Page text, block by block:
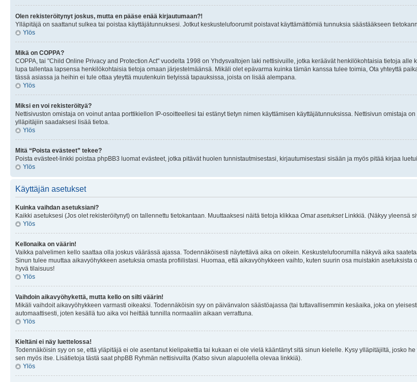
Olen rekisteröitynyt joskus, mutta en pääse enää kirjautumaan?!
Ylläpitäjä on saattanut sulkea tai poistaa käyttäjätunnuksesi. Jotkut keskustelufoorumit poistavat käyttämättömiä tunnuksia säästääkseen
Ylös
Mikä on COPPA?
COPPA, tai "Child Online Privacy and Protection Act" vuodelta 1998 on Yhdysvaltojen laki nettisivuille, jotka keräävät henkilökohtaisia tietoja
lupa tallentaa lapsensa henkilökohtaisia tietoja omaan järjestelmäänsä. Mikäli olet epävarma kuinka tämän kanssa tulee toimia, Ota yhteyttä
tässä asiassa ja heihin ei tule ottaa yteyttä muutenkuin tietyissä tapauksissa, joista on lisää alempana.
Ylös
Miksi en voi rekisteröityä?
Nettisivuston omistaja on voinut antaa porttikiellon IP-osoitteellesi tai estänyt tietyn nimen käyttämisen käyttäjätunnuksissa. Nettisivun omistaja
ylläpitäjiin saadaksesi lisää tietoa.
Ylös
Mitä “Poista evästeet” tekee?
Poista evästeet-linkki poistaa phpBB3 luomat evästeet, jotka pitävät huolen tunnistautmisestasi, kirjautumisestasi sisään ja myös pitää kirjaa
Ylös
Käyttäjän asetukset
Kuinka vaihdan asetuksiani?
Kaikki asetuksesi (Jos olet rekisteröitynyt) on tallennettu tietokantaan. Muuttaaksesi näitä tietoja klikkaa Omat asetuksetLinkkiä. (Näkyy yleensä
Ylös
Kellonaika on väärin!
Vaikka palvelimen kello saattaa olla joskus väärässä ajassa. Todennäköisesti näytettävä aika on oikein. Keskustelufoorumilla näkyvä aika
Sinun tulee muuttaa aikavyöhykkeen asetuksia omasta profiilistasi. Huomaa, että aikavyöhykkeen vaihto, kuten suurin osa muistakin
hyvä tilaisuus!
Ylös
Vaihdoin aikavyöhykettä, mutta kello on silti väärin!
Mikäli vaihdoit aikavyöhykkeen varmasti oikeaksi. Todennäköisin syy on päivänvalon säästöajassa (tai tuttavallisemmin kesäaika, joka on
automaattisesti, joten kesällä tuo aika voi heittää tunnilla normaaliin aikaan verrattuna.
Ylös
Kieltäni ei näy luettelossa!
Todennäköisin syy on se, että yläpitäjä ei ole asentanut kielipakettia tai kukaan ei ole vielä kääntänyt sitä sinun kielelle. Kysy ylläpitäjiltä, josko
sen myös itse. Lisätietoja tästä saat phpBB Ryhmän nettisivuilta (Katso sivun alapuolella olevaa linkkiä).
Ylös